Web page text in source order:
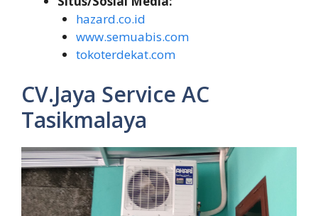
hazard.co.id
www.semuabis.com
tokoterdekat.com
CV.Jaya Service AC
Tasikmalaya